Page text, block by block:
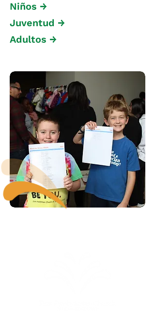
Niños →
Juventud →
Adultos →